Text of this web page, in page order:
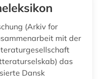
(Arkiv for
mit der
das
Dansk